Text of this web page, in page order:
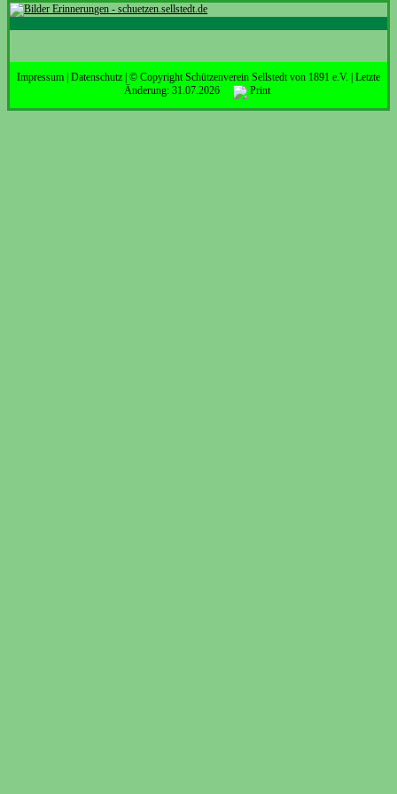
Impressum Datenschutz | © Copyright Schützenverein Sellstedt von 1891 e.V. | Letzte
Änderung: 31.07.2026
Print